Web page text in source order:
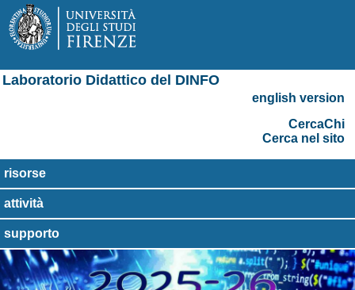
Laboratorio Didattico del DINFO
english version
CercaChi
Cerca nel sito
risorse
attività
supporto